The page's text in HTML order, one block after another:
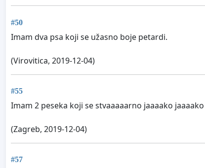
#50
Imam dva psa koji se užasno boje petardi.
(Virovitica, 2019-12-04)
#55
Imam 2 peseka koji se stvaaaaarno jaaaako
(Zagreb, 2019-12-04)
#57